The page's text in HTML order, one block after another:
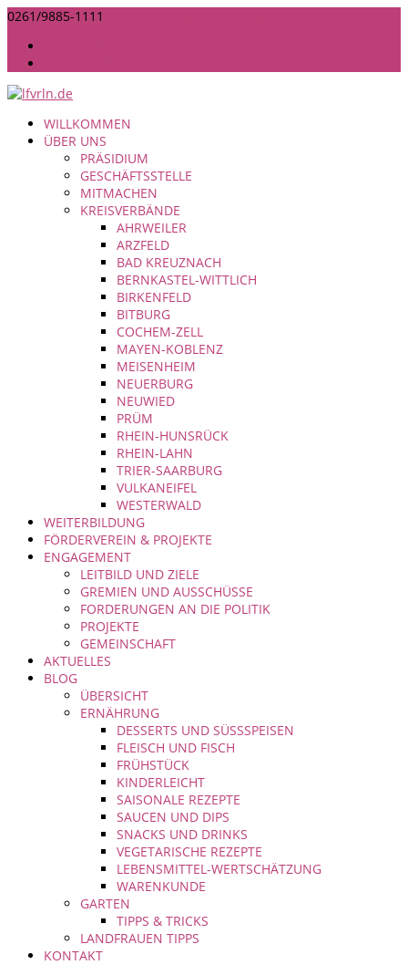
0261/9885-1111
WILLKOMMEN
ÜBER UNS
PRÄSIDIUM
GESCHÄFTSSTELLE
MITMACHEN
KREISVERBÄNDE
AHRWEILER
ARZFELD
BAD KREUZNACH
BERNKASTEL-WITTLICH
BIRKENFELD
BITBURG
COCHEM-ZELL
MAYEN-KOBLENZ
MEISENHEIM
NEUERBURG
NEUWIED
PRÜM
RHEIN-HUNSRÜCK
RHEIN-LAHN
TRIER-SAARBURG
VULKANEIFEL
WESTERWALD
WEITERBILDUNG
FÖRDERVEREIN & PROJEKTE
ENGAGEMENT
LEITBILD UND ZIELE
GREMIEN UND AUSSCHÜSSE
FORDERUNGEN AN DIE POLITIK
PROJEKTE
GEMEINSCHAFT
AKTUELLES
BLOG
ÜBERSICHT
ERNÄHRUNG
DESSERTS UND SÜSSSPEISEN
FLEISCH UND FISCH
FRÜHSTÜCK
KINDERLEICHT
SAISONALE REZEPTE
SAUCEN UND DIPS
SNACKS UND DRINKS
VEGETARISCHE REZEPTE
LEBENSMITTEL-WERTSCHÄTZUNG
WARENKUNDE
GARTEN
TIPPS & TRICKS
LANDFRAUEN TIPPS
KONTAKT